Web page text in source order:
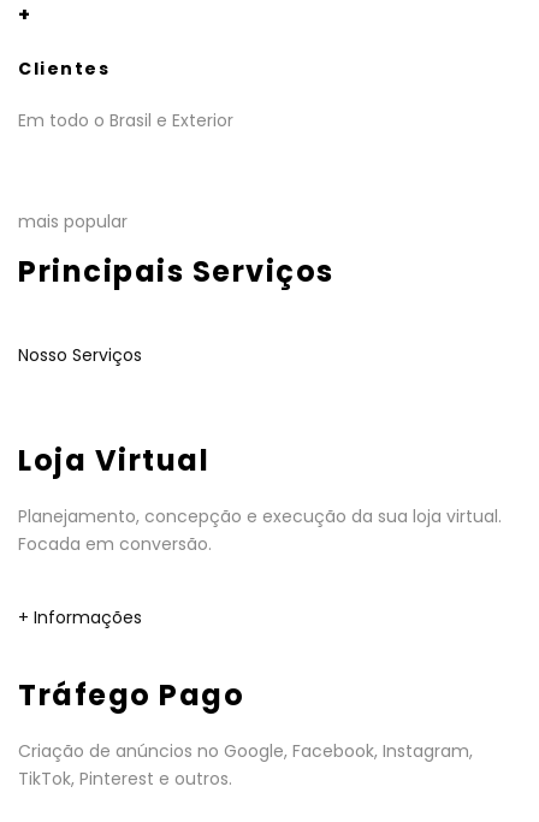
+
Clientes
Em todo o Brasil e Exterior
mais popular
Principais Serviços
Nosso Serviços
Loja Virtual
Planejamento, concepção e execução da sua loja virtual.
Focada em conversão.
+ Informações
Tráfego Pago
Criação de anúncios no Google, Facebook, Instagram,
TikTok, Pinterest e outros.